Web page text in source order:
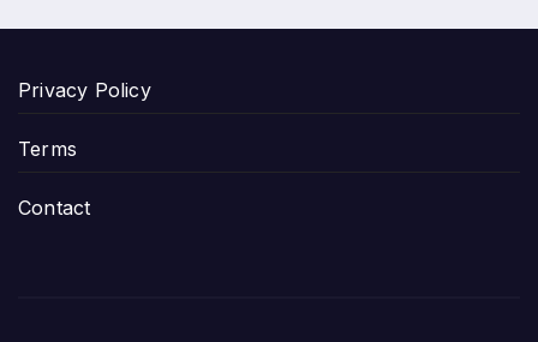
Privacy Policy
Terms
Contact